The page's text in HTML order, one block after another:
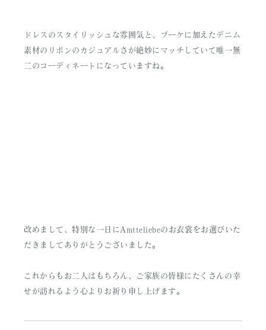
ドレスのスタイリッシュな雰囲気と、ブーケに加えたデニム
素材のリボンのカジュアルさが絶妙にマッチしていて唯一無
二のコーディネートになっていますね。
改めまして、特別な一日にAmtteliebeのお衣裳をお選びいた
だきましてありがとうございました。
これからもお二人はもちろん、ご家族の皆様にたくさんの幸
せが訪れるよう心よりお祈り申し上げます。